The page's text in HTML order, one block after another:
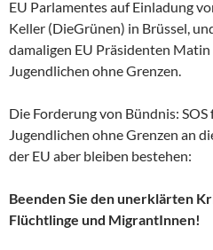
EU Parlamentes auf Einladung
Keller (DieGrünen) in Brüssel,
damaligen EU Präsidenten
Jugendlichen ohne Grenzen.
Die Forderung von Bündnis:
Jugendlichen ohne Grenzen an
der EU aber bleiben bestehen:
Beenden Sie den unerklärten
Flüchtlinge und MigrantInnen!